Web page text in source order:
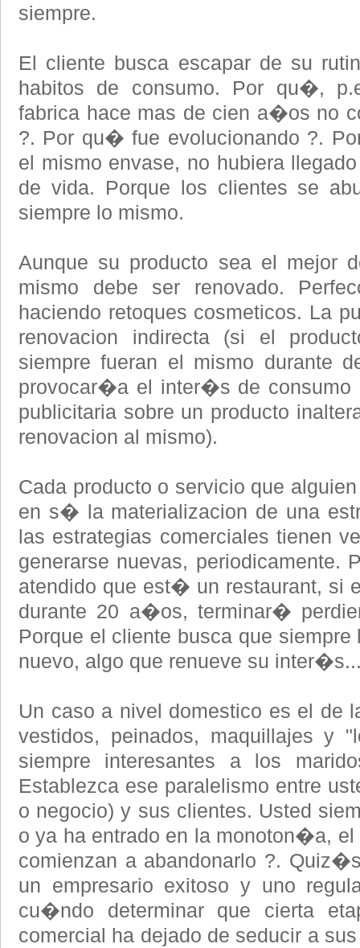
siempre.
El cliente busca escapar de su
habitos de consumo. Por qu�,
fabrica hace mas de cien a�os no
?. Por qu� fue evolucionando ?.
el mismo envase, no hubiera
de vida. Porque los clientes se
siempre lo mismo.
Aunque su producto sea el mejor
mismo debe ser renovado.
haciendo retoques cosmeticos. La
renovacion indirecta (si el
siempre fueran el mismo durante
provocar�a el inter�s de
publicitaria sobre un producto
renovacion al mismo).
Cada producto o servicio que
en s� la materializacion de una
las estrategias comerciales tienen
generarse nuevas, periodicamente.
atendido que est� un restaurant, si
durante 20 a�os, terminar�
Porque el cliente busca que
nuevo, algo que renueve su
Un caso a nivel domestico es el de
vestidos, peinados, maquillajes y
siempre interesantes a los
Establezca ese paralelismo entre
o negocio) y sus clientes. Usted
o ya ha entrado en la monoton�a,
comienzan a abandonarlo ?.
un empresario exitoso y uno
cu�ndo determinar que cierta
comercial ha dejado de seducir a